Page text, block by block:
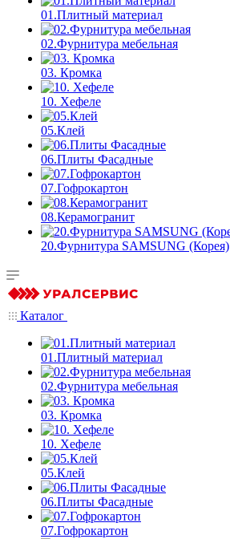
01.Плитный материал
02.Фурнитура мебельная
03. Кромка
10. Хефеле
05.Клей
06.Плиты Фасадные
07.Гофрокартон
08.Керамогранит
20.Фурнитура SAMSUNG (Корея)
Каталог
01.Плитный материал
02.Фурнитура мебельная
03. Кромка
10. Хефеле
05.Клей
06.Плиты Фасадные
07.Гофрокартон